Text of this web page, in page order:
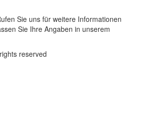
Sie uns für weitere Informationen
Sie Ihre Angaben in unserem
reserved